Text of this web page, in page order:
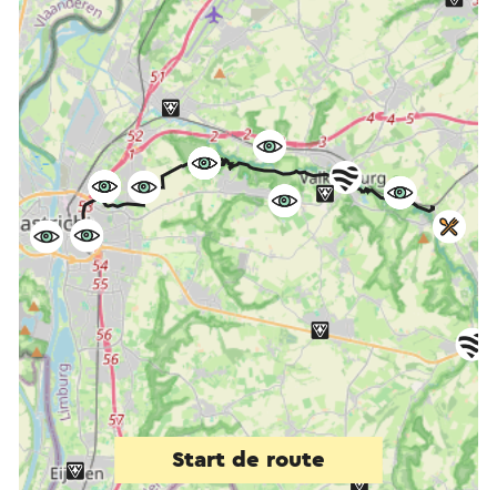
Start de route